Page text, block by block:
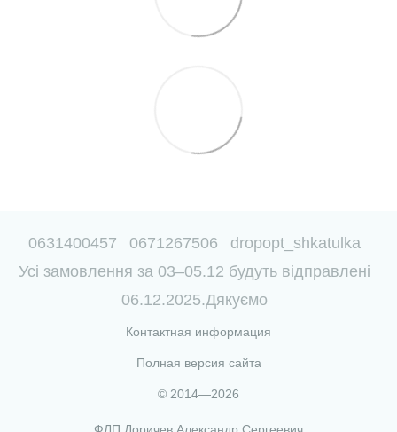
0631400457 0671267506
dropopt_shkatulka
Усі замовлення за 03–05.12 будуть відправлені
06.12.2025.Дякуємо
Контактная информация
Полная версия сайта
© 2014—2026